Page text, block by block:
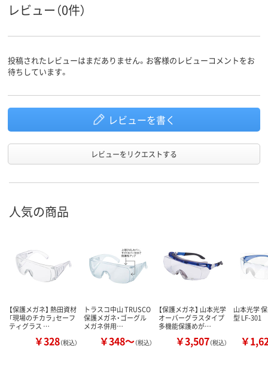
レビュー（0件）
投稿されたレビューはまだありません。お客様のレビューコメントをお
待ちしています。
レビューを書く
レビューをリクエストする
人気の商品
【保護メガネ】 熱田資材
「現場のチカラ」セーフ
ティグラス …
￥328（税込）
トラスコ中山 TRUSCO
保護メガネ・ゴーグル
メガネ併用…
￥348～（税込）
【保護メガネ】 山本光学
オーバーグラスタイプ
多機能保護めが…
￥3,507（税込）
山本光学
型 LF-301
￥